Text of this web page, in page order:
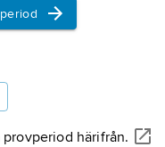
provperiod härifrån.